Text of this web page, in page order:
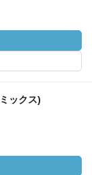
ックス)